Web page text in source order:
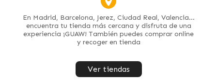
En Madrid, Barcelona, Jerez, Ciudad Real, Valencia...
encuentra tu tienda más cercana y disfruta de una
experiencia ¡GUAW! También puedes comprar online
y recoger en tienda
Ver tiendas